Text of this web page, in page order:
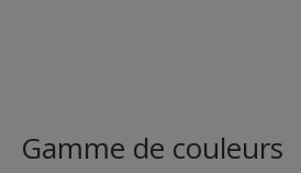
Gamme de couleurs